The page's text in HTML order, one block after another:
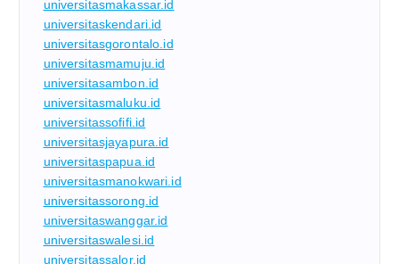
universitasmakassar.id
universitaskendari.id
universitasgorontalo.id
universitasmamuju.id
universitasambon.id
universitasmaluku.id
universitassofifi.id
universitasjayapura.id
universitaspapua.id
universitasmanokwari.id
universitassorong.id
universitaswanggar.id
universitaswalesi.id
universitassalor.id